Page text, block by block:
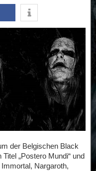
der Belgischen Black
„Postero Mundi“ und
Nargaroth,